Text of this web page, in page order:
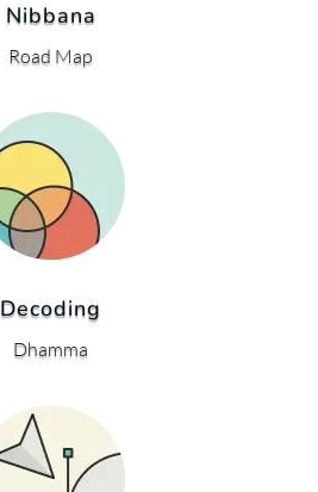
Nibbana
Road Map
Decoding
Dhamma